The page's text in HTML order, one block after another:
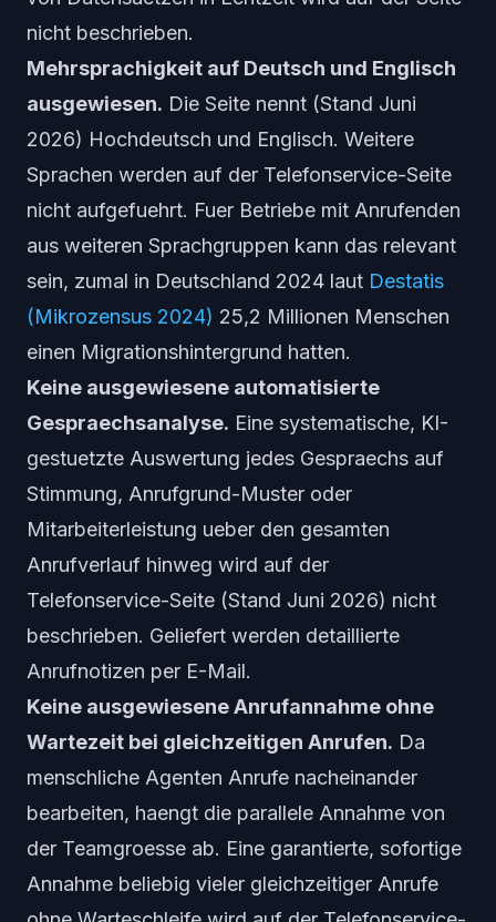
nicht beschrieben.
Mehrsprachigkeit auf Deutsch und Englisch
ausgewiesen. Die Seite nennt (Stand Juni
2026) Hochdeutsch und Englisch. Weitere
Sprachen werden auf der Telefonservice-Seite
nicht aufgefuehrt. Fuer Betriebe mit Anrufenden
aus weiteren Sprachgruppen kann das relevant
sein, zumal in Deutschland 2024 laut Destatis
(Mikrozensus 2024) 25,2 Millionen Menschen
einen Migrationshintergrund hatten.
Keine ausgewiesene automatisierte
Gespraechsanalyse. Eine systematische, KI-
gestuetzte Auswertung jedes Gespraechs auf
Stimmung, Anrufgrund-Muster oder
Mitarbeiterleistung ueber den gesamten
Anrufverlauf hinweg wird auf der
Telefonservice-Seite (Stand Juni 2026) nicht
beschrieben. Geliefert werden detaillierte
Anrufnotizen per E-Mail.
Keine ausgewiesene Anrufannahme ohne
Wartezeit bei gleichzeitigen Anrufen. Da
menschliche Agenten Anrufe nacheinander
bearbeiten, haengt die parallele Annahme von
der Teamgroesse ab. Eine garantierte, sofortige
Annahme beliebig vieler gleichzeitiger Anrufe